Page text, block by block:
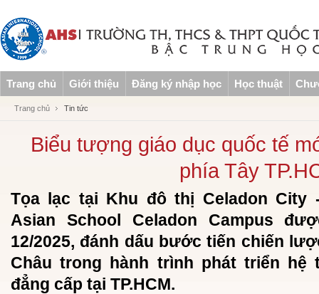
Trang chủ Giới thiệu Đăng ký nhập học Học thuật
Trang chủ Tin tức
Biểu tượng giáo dục quốc tế
phía Tây
Tọa lạc tại Khu đô thị Celadon City
Asian School Celadon Campus
12/2025, đánh dấu bước tiến chiến
Châu trong hành trình phát triển hệ
đẳng cấp tại TP.HCM.